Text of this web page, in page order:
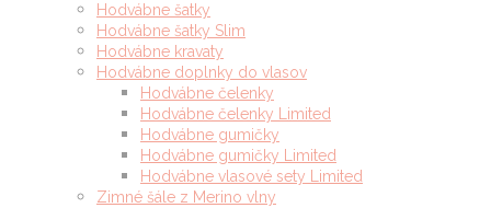
Hodvábne šatky
Hodvábne šatky Slim
Hodvábne kravaty
Hodvábne doplnky do vlasov
Hodvábne čelenky
Hodvábne čelenky Limited
Hodvábne gumičky
Hodvábne gumičky Limited
Hodvábne vlasové sety Limited
Zimné šále z Merino vlny